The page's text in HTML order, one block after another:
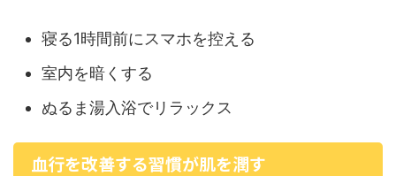
寝る1時間前にスマホを控える
室内を暗くする
ぬるま湯入浴でリラックス
血行を改善する習慣が肌を潤す